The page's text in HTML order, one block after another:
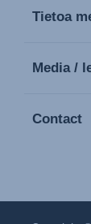
Tietoa
Media /
Contact